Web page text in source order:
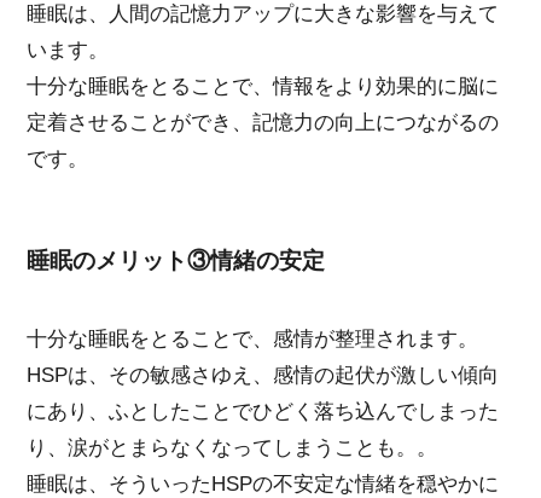
睡眠は、人間の記憶力アップに大きな影響を与えて
います。
十分な睡眠をとることで、情報をより効果的に脳に
定着させることができ、記憶力の向上につながるの
です。
睡眠のメリット③情緒の安定
十分な睡眠をとることで、感情が整理されます。
HSPは、その敏感さゆえ、感情の起伏が激しい傾向
にあり、ふとしたことでひどく落ち込んでしまった
り、涙がとまらなくなってしまうことも。。
睡眠は、そういったHSPの不安定な情緒を穏やかに